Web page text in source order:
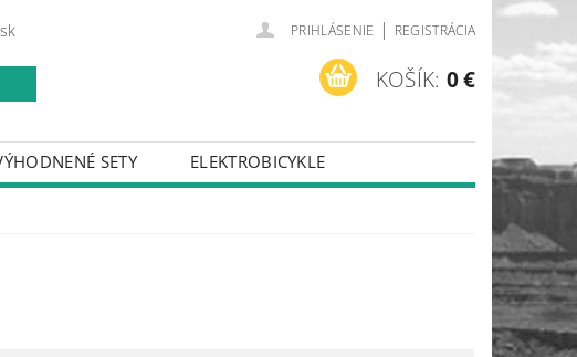
PRIHLÁSENIE | REGISTRÁCIA
KOŠÍK: 0 €
SETY
ELEKTROBICYKLE